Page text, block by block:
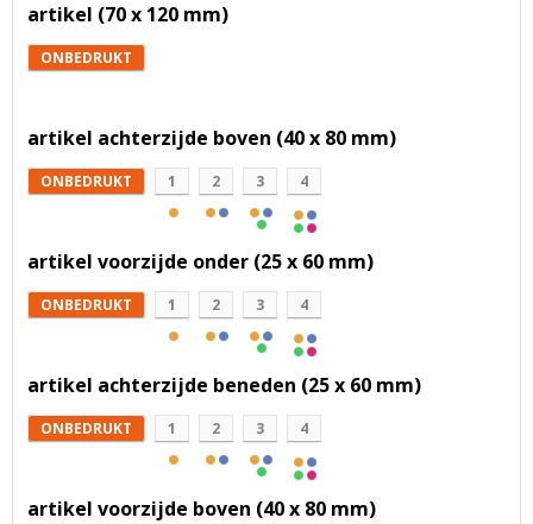
artikel (70 x 120 mm)
ONBEDRUKT
artikel achterzijde boven (40 x 80 mm)
ONBEDRUKT 1 2 3 4
artikel voorzijde onder (25 x 60 mm)
ONBEDRUKT 1 2 3 4
artikel achterzijde beneden (25 x 60 mm)
ONBEDRUKT 1 2 3 4
artikel voorzijde boven (40 x 80 mm)